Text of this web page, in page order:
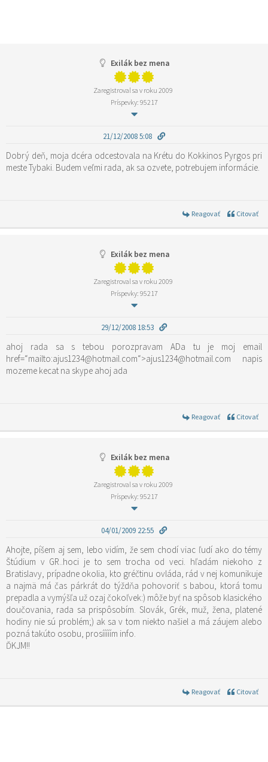
Exilák bez mena
Zaregistroval sa v roku 2009
Príspevky: 95217
21/12/2008 5:08
Dobrý deň, moja dcéra odcestovala na Krétu do Kokkinos Pyrgos pri
meste Tybaki. Budem veľmi rada, ak sa ozvete, potrebujem informácie.
Reagovať Citovať
Exilák bez mena
Zaregistroval sa v roku 2009
Príspevky: 95217
29/12/2008 18:53
ahoj rada sa s tebou porozpravam ADa tu je moj email
href=“mailto:ajus1234@hotmail.com“>ajus1234@hotmail.com napis
mozeme kecat na skype ahoj ada
Reagovať Citovať
Exilák bez mena
Zaregistroval sa v roku 2009
Príspevky: 95217
04/01/2009 22:55
Ahojte, píšem aj sem, lebo vidím, že sem chodí viac ľudí ako do témy
Štúdium v GR..hoci je to sem trocha od veci. hľadám niekoho z
Bratislavy, prípadne okolia, kto gréčtinu ovláda, rád v nej komunikuje
a najmä má čas párkrát do týždňa pohovoriť s babou, ktorá tomu
prepadla a vymýšľa už ozaj čokoľvek:) môže byť na spôsob klasického
doučovania, rada sa prispôsobím. Slovák, Grék, muž, žena, platené
hodiny nie sú problém;) ak sa v tom niekto našiel a má záujem alebo
pozná takúto osobu, prosííííím info.
ĎKJM!!
Reagovať Citovať